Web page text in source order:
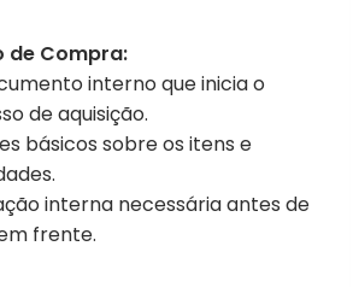
de Compra:
interno que inicia o
de aquisição.
básicos sobre os itens e
interna necessária antes de
frente.